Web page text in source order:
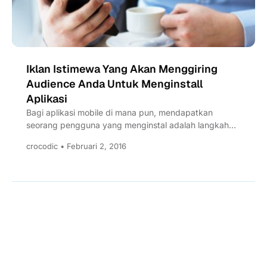
Iklan Istimewa Yang Akan Menggiring
Audience Anda Untuk Menginstall
Aplikasi
Bagi aplikasi mobile di mana pun, mendapatkan
seorang pengguna yang menginstal adalah langkah
crocodic • Februari 2, 2016